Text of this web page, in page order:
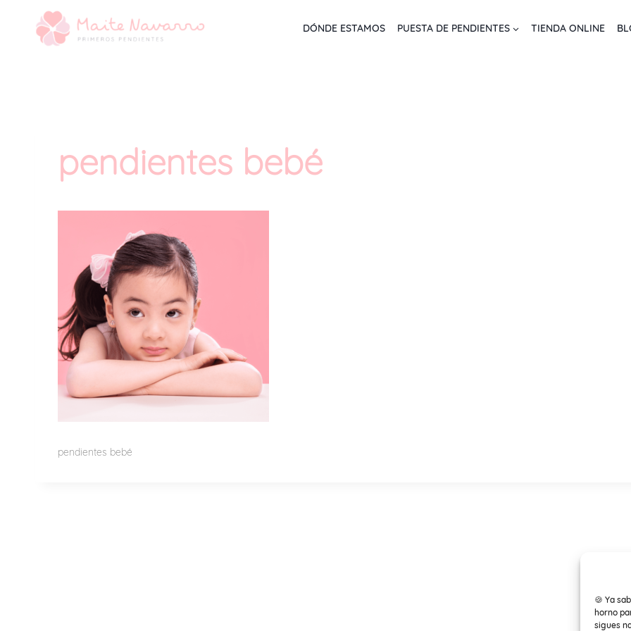
🍪 Ya
horno
sigues
DÓNDE ESTAMOS PUESTA DE PENDIENTES TIENDA ONLINE
pendientes bebé
pendientes bebé